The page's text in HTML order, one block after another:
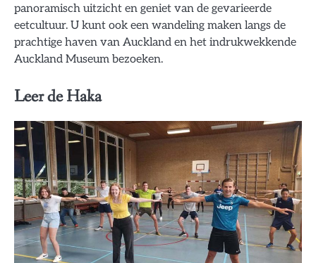
panoramisch uitzicht en geniet van de gevarieerde
eetcultuur. U kunt ook een wandeling maken langs de
prachtige haven van Auckland en het indrukwekkende
Auckland Museum bezoeken.
Leer de Haka